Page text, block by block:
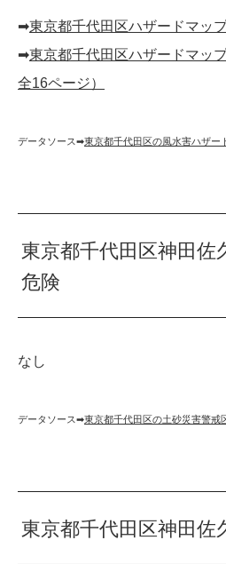
➡︎東京都千代田区ハザードマッ
➡︎東京都千代田区ハザードマッ
全16ページ）
データソース➡︎東京都千代田区の風水害ハザー
東京都千代田区神田佐
危険
なし
データソース➡︎東京都千代田区の土砂災害警戒
東京都千代田区神田佐